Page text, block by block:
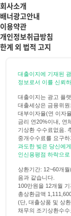
회사소개
배너광고안내
이용약관
개인정보취급방침
한계 외 법적 고지
대출이지에 기재된
정보로서 이를 신뢰
대출이지는 광고 플
대출세상은 금융위
대부이자율(연 이자
금리 연20%이내, 연
기상환 수수료없음.
중개수수료를 요구
과도한 빚은 당신에
인신용평점 하락으
상환기간: 12~60개
음과 같습니다.
100만원을 12개월
총상환금액
(단, 대출상품 및 상
채무의 조기상환수